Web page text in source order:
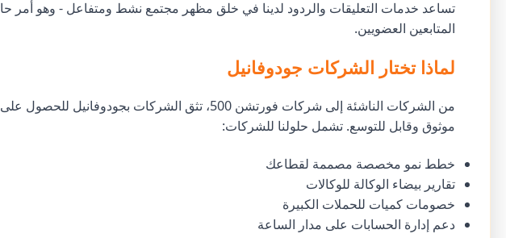
تساعد خدمات التعليقات والردود لدينا في خلق مظهر مجتمع نشط ومتفاعل - وهو أمر
المتابعين العضويين.
لماذا تختار الشركات جودوفانيل
من الشركات الناشئة إلى شركات فورتشن 500، تثق الشركات
موثوق وقابل للتوسع. تشمل حلولنا للشركات:
خطط نمو مخصصة مصممة لقطاعك
تقارير بيضاء الوكالة للوكالات
خصومات كميات للحملات الكبيرة
دعم إدارة الحسابات على مدار الساعة